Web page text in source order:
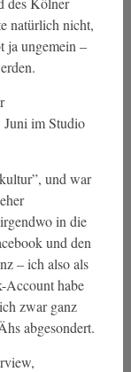
natürlich nicht,
ja ungemein –
Juni im Studio
und war
in die
und den
– ich also als
Account habe
zwar ganz
abgesondert.